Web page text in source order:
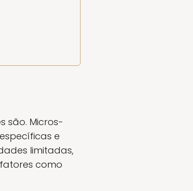
são. Micros-
e
limitadas,
como